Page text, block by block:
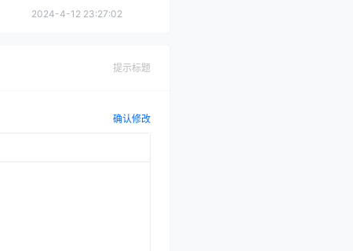
2024-4-12 23:27:02
提示标题
确认修改